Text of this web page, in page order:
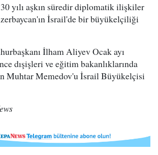
yılı aşkın süredir diplomatik ilişkiler
İsrail'de bir büyükelçiliği
İlham Aliyev Ocak ayı
dışişleri ve eğitim bakanlıklarında
Muhtar Memedov'u İsrail Büyükelçisi